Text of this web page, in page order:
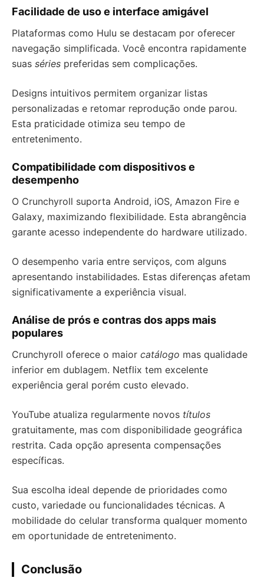
Facilidade de uso e interface amigável
Plataformas como Hulu se destacam por oferecer
navegação simplificada. Você encontra rapidamente
suas séries preferidas sem complicações.
Designs intuitivos permitem organizar listas
personalizadas e retomar reprodução onde parou.
Esta praticidade otimiza seu tempo de
entretenimento.
Compatibilidade com dispositivos e
desempenho
O Crunchyroll suporta Android, iOS, Amazon Fire e
Galaxy, maximizando flexibilidade. Esta abrangência
garante acesso independente do hardware utilizado.
O desempenho varia entre serviços, com alguns
apresentando instabilidades. Estas diferenças afetam
significativamente a experiência visual.
Análise de prós e contras dos apps mais
populares
Crunchyroll oferece o maior catálogo mas qualidade
inferior em dublagem. Netflix tem excelente
experiência geral porém custo elevado.
YouTube atualiza regularmente novos títulos
gratuitamente, mas com disponibilidade geográfica
restrita. Cada opção apresenta compensações
específicas.
Sua escolha ideal depende de prioridades como
custo, variedade ou funcionalidades técnicas. A
mobilidade do celular transforma qualquer momento
em oportunidade de entretenimento.
Conclusão